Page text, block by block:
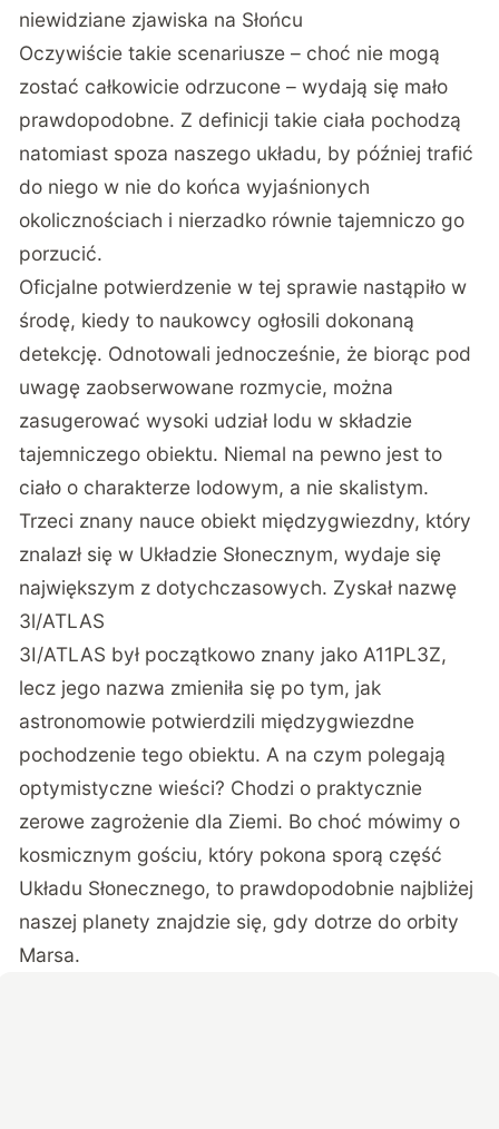
niewidziane zjawiska na Słońcu
Oczywiście takie scenariusze – choć nie mogą
zostać całkowicie odrzucone – wydają się mało
prawdopodobne. Z definicji takie ciała pochodzą
natomiast spoza naszego układu, by później trafić
do niego w nie do końca wyjaśnionych
okolicznościach i nierzadko równie tajemniczo go
porzucić.
Oficjalne potwierdzenie w tej sprawie nastąpiło w
środę, kiedy to naukowcy ogłosili dokonaną
detekcję. Odnotowali jednocześnie, że biorąc pod
uwagę zaobserwowane rozmycie, można
zasugerować wysoki udział lodu w składzie
tajemniczego obiektu. Niemal na pewno jest to
ciało o charakterze lodowym, a nie skalistym.
Trzeci znany nauce obiekt międzygwiezdny, który
znalazł się w Układzie Słonecznym, wydaje się
największym z dotychczasowych. Zyskał nazwę
3l/ATLAS
3I/ATLAS był początkowo znany jako A11PL3Z,
lecz jego nazwa zmieniła się po tym, jak
astronomowie potwierdzili międzygwiezdne
pochodzenie tego obiektu. A na czym polegają
optymistyczne wieści? Chodzi o praktycznie
zerowe zagrożenie dla Ziemi. Bo choć mówimy o
kosmicznym gościu, który pokona sporą część
Układu Słonecznego, to prawdopodobnie najbliżej
naszej planety znajdzie się, gdy dotrze do orbity
Marsa.